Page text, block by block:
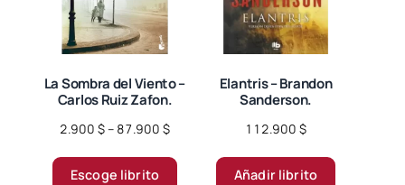
La Sombra del Viento –
Carlos Ruiz Zafon.
2.900 $– 87.900 $Price
2.900 $
Escoge librito
producto
Elantris – Brandon
Sanderson.
112.900 $
Añadir librito